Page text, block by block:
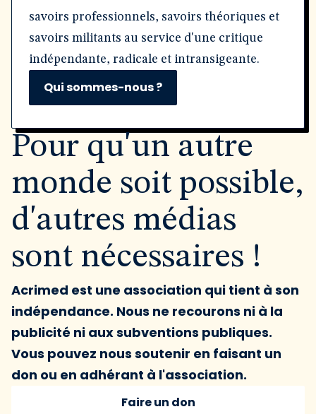
savoirs professionnels, savoirs théoriques et
savoirs militants au service d'une critique
indépendante, radicale et intransigeante.
Qui sommes-nous ?
Pour qu'un autre
monde soit possible,
d'autres médias
sont nécessaires !
Acrimed est une association qui tient à son
indépendance. Nous ne recourons ni à la
publicité ni aux subventions publiques.
Vous pouvez nous soutenir en faisant un
don ou en adhérant à l'association.
Faire un don